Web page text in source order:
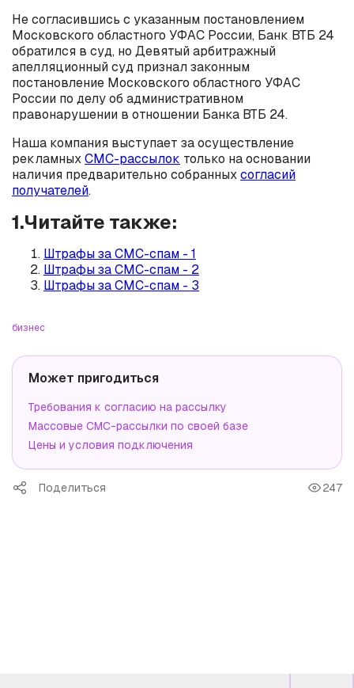
Не согласившись с указанным постановлением
Московского областного УФАС России, Банк ВТБ 24
обратился в суд, но Девятый арбитражный
апелляционный суд признал законным
постановление Московского областного УФАС
России по делу об административном
правонарушении в отношении Банка ВТБ 24.
Наша компания выступает за осуществление
рекламныхСМС-рассылок только на основании
наличия предварительно собранныхсогласий
получателей.
1.Читайте также:
Штрафы за СМС-спам - 1
Штрафы за СМС-спам - 2
Штрафы за СМС-спам - 3
бизнес
Может пригодиться
Требования к согласию на рассылку
Массовые СМС-рассылки по своей базе
Цены и условия подключения
Поделиться 247